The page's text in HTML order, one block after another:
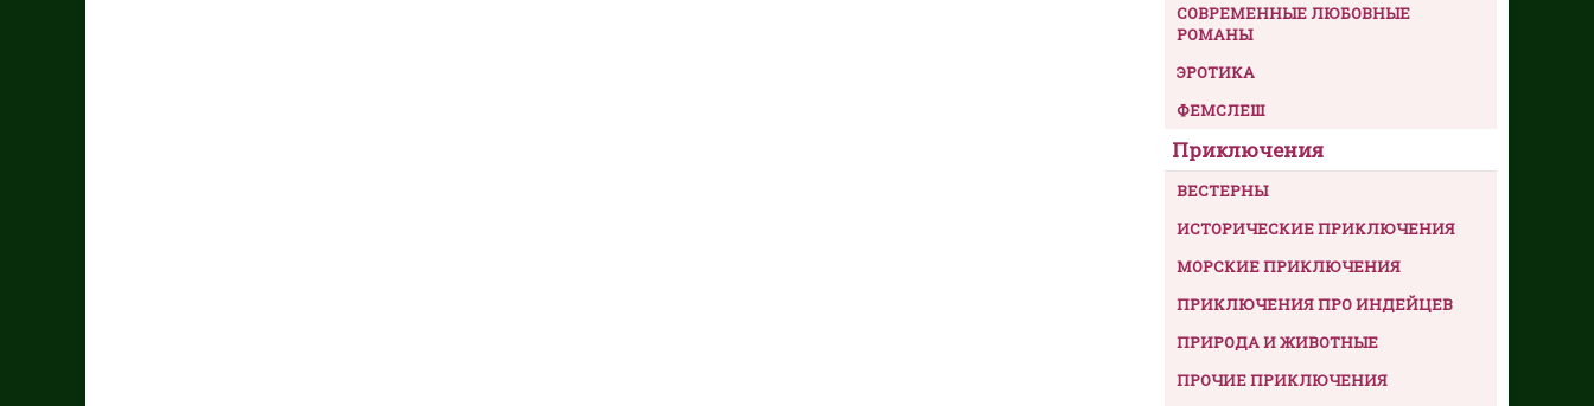
СОВРЕМЕННЫЕ ЛЮБОВНЫЕ
РОМАНЫ
ЭРОТИКА
ФЕМСЛЕШ
Приключения
ВЕСТЕРНЫ
ИСТОРИЧЕСКИЕ ПРИКЛЮЧЕНИЯ
МОРСКИЕ ПРИКЛЮЧЕНИЯ
ПРИКЛЮЧЕНИЯ ПРО ИНДЕЙЦЕВ
ПРИРОДА И ЖИВОТНЫЕ
ПРОЧИЕ ПРИКЛЮЧЕНИЯ